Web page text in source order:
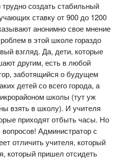
создать стабильный
ставку от 900 до 1200
анонимно свое мнение
в этой школе гораздо
взгляд. Да, дети, которые
другим, есть в любой
заботящийся о будущем
детей со всего города, а
школы (тут уж
взять в школу). И учителя
приходят отбыть часы. Но
Администратор с
отличить учителя, который
который пришел отсидеть